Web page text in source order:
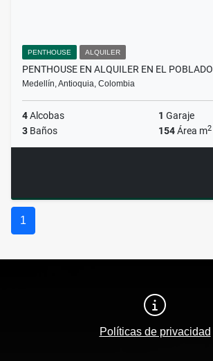
PENTHOUSE ALQUILER
PENTHOUSE EN ALQUILER EN EL POBLADO
Medellín, Antioquia, Colombia
4Alcobas 1 Garaje
3 Baños 154Área m2
1
Políticas de privacidad